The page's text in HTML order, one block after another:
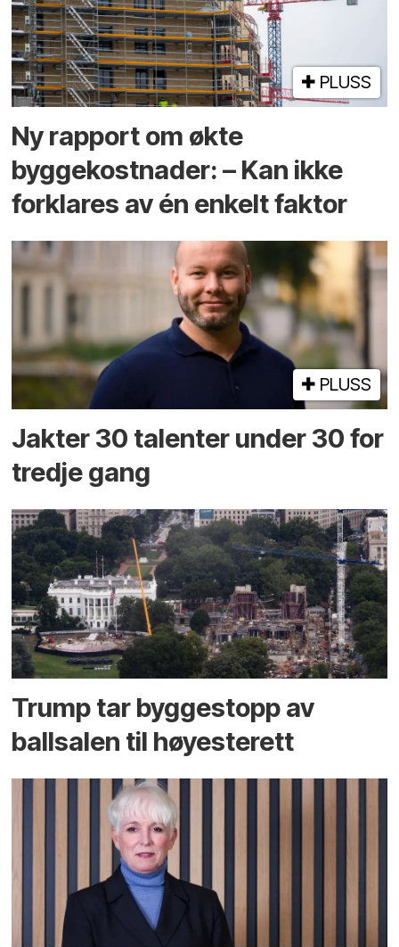
PLUSS
Ny rapport om økte
byggekostnader: – Kan ikke
forklares av én enkelt faktor
PLUSS
Jakter 30 talenter under 30 for
tredje gang
Trump tar byggestopp av
ballsalen til høyesterett